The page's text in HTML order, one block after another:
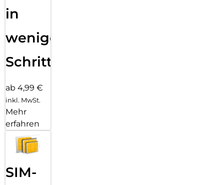
in
wenigen
Schritten
ab 4,99 €
inkl. MwSt.
Mehr
erfahren
SIM-